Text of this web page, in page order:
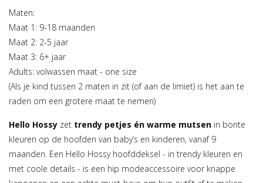
Maten:
Maat 1: 9-18 maanden
Maat 2: 2-5 jaar
Maat 3: 6+ jaar
Adults: volwassen maat - one size
(Als je kind tussen 2 maten in zit (of aan de limiet) is het aan te
raden om een grotere maat te nemen)
Hello Hossy zet trendy petjes én warme mutsen in bonte
kleuren op de hoofden van baby’s en kinderen, vanaf 9
maanden. Een Hello Hossy hoofddeksel - in trendy kleuren en
met coole details - is een hip modeaccessoire voor knappe